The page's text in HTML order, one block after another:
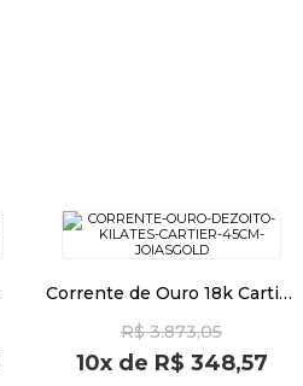
Corrente de Ouro 18k Cartier
R$ 3.873,05
10xde R$ 348,57